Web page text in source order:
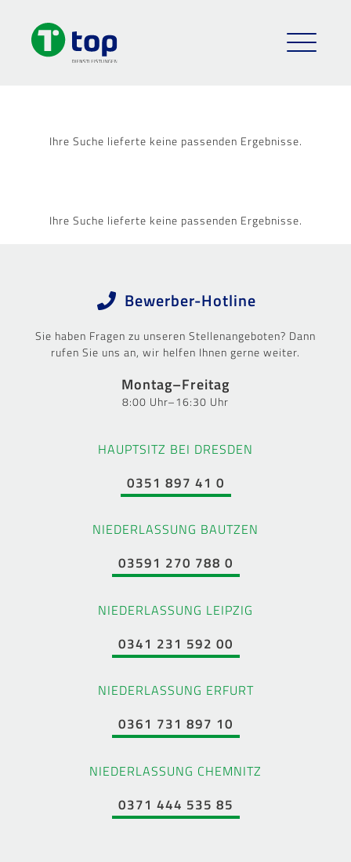
Ihre Suche lieferte keine passenden Ergebnisse.
Ihre Suche lieferte keine passenden Ergebnisse.
Bewerber-Hotline
Sie haben Fragen zu unseren Stellenangeboten? Dann
rufen Sie uns an, wir helfen Ihnen gerne weiter.
Montag–Freitag
8:00 Uhr–16:30 Uhr
HAUPTSITZ BEI DRESDEN
0351 897 41 0
NIEDERLASSUNG BAUTZEN
03591 270 788 0
NIEDERLASSUNG LEIPZIG
0341 231 592 00
NIEDERLASSUNG ERFURT
0361 731 897 10
NIEDERLASSUNG CHEMNITZ
0371 444 535 85